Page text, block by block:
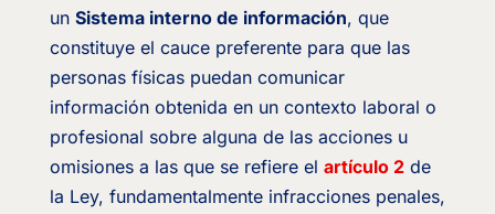
un Sistema interno de información, que
constituye el cauce preferente para que las
personas físicas puedan comunicar
información obtenida en un contexto laboral o
profesional sobre alguna de las acciones u
omisiones a las que se refiere el artículo 2de
la Ley, fundamentalmente infracciones penales,